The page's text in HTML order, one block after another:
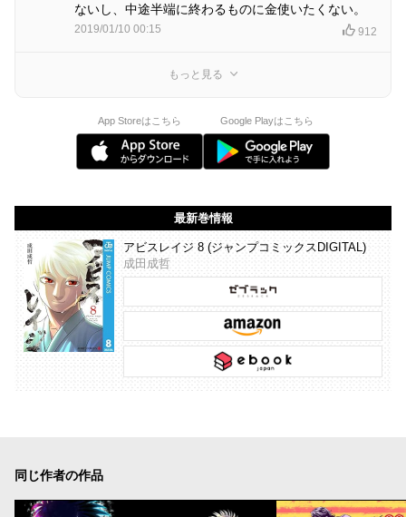
ないし、中途半端に終わるものに金使いたくない。
2019/01/10 00:15 912
もっと見る
App Storeはこちら Google Playはこちら
最新巻情報
アビスレイジ 8 (ジャンプコミックスDIGITAL)
成田成哲
同じ作者の作品